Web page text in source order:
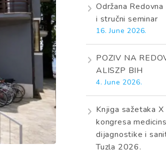
Održana
i stručni seminar
16. June 2026.
POZIV NA
ALISZP BIH
4. June 2026.
Knjiga sažetaka
kongresa
dijagnostike i
Tuzla 2026.